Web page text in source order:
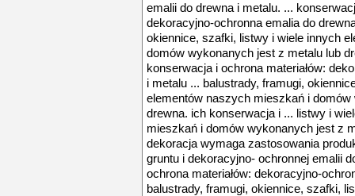
emalii do drewna i metalu. ...
dekoracyjno-ochronna emalia do
okiennice, szafki, listwy i wiele innych
domów wykonanych jest z metalu lub
konserwacja i ochrona materiałów:
i metalu ... balustrady, framugi,
elementów naszych mieszkań i
drewna. ich konserwacja i ... listwy i
mieszkań i domów wykonanych jest z
dekoracja wymaga zastosowania
gruntu i dekoracyjno- ochronnej emalii
ochrona materiałów: dekoracyjno-
balustrady, framugi, okiennice, szafki,